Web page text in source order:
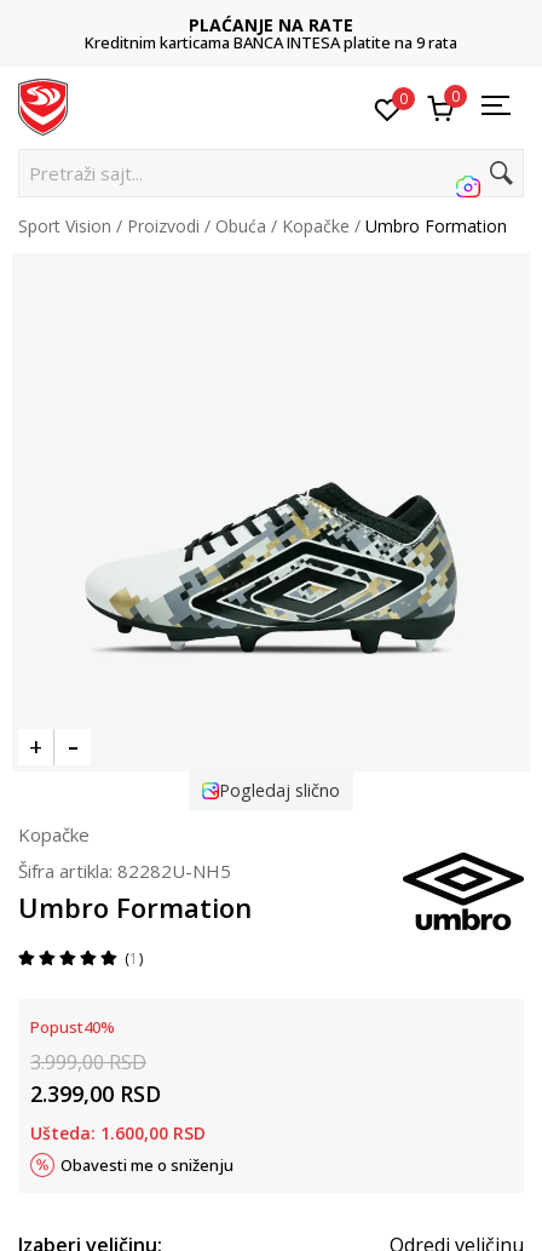
PLAĆANJE NA RATE
Kreditnim karticama BANCA INTESA platite na 9 rata
0 0
Pretraži sajt...
Sport Vision Proizvodi Obuća Kopačke Umbro Formation
Pogledaj slično
Kopačke
Šifra artikla: 82282U-NH5
Umbro Formation
1
Popust40%
3.999,00RSD
2.399,00 RSD
Ušteda: 1.600,00 RSD
Obavesti me o sniženju
Izaberi veličinu: Odredi veličinu